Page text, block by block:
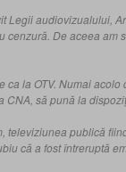
Legii audiovizualului,
De aceea am
la OTV. Numai
CNA, să pună la
televiziunea publică
că a fost întreruptă